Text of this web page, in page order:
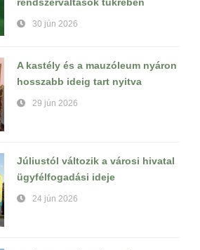
rendszerváltások tükrében
30 jún 2026
A kastély és a mauzóleum nyáron
hosszabb ideig tart nyitva
29 jún 2026
Júliustól változik a városi hivatal
ügyfélfogadási ideje
24 jún 2026